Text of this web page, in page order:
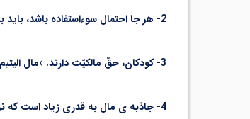
2- هر جا احتمال سوءاستفاده باشد، باید بیشتر سفارش کرد. [4] «لا تقربوا مال الیتیم»
3- کودکان، حقّ مالکیّت دارند. «مال الیتیم»
4- جاذبه ی مال به قدری زیاد است که نزدیک شدن به آن هم گاهی گناه و حرمت را در پی دارد. «و لا تقربوا مال. . . »